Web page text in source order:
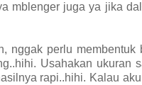
mblenger juga ya jika
nggak perlu
Usahakan
rapi..hihi. Kalau